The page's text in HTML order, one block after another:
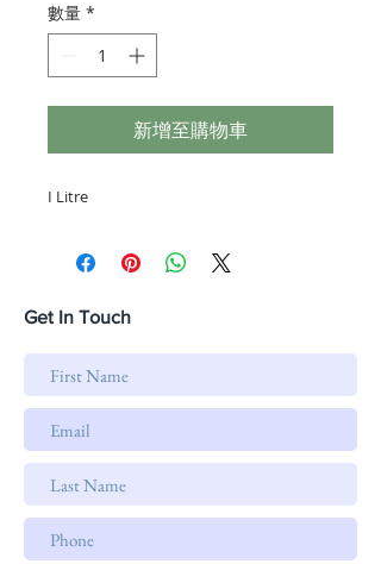
數量 *
新增至購物車
I Litre
Get In Touch